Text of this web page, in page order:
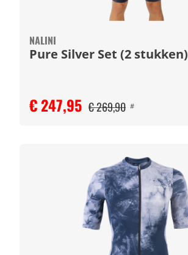
NALINI
Pure Silver Set (2 stukken)
€ 247,95 € 269,90 #